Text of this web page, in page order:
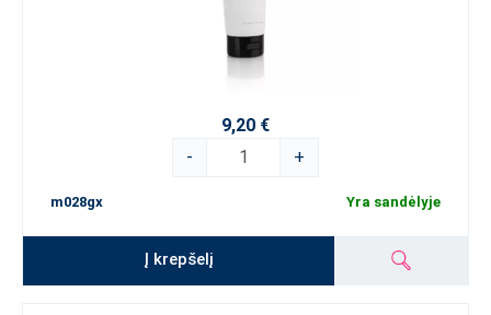
9,20 €
-
+
m028gx Yra sandėlyje
Į krepšelį